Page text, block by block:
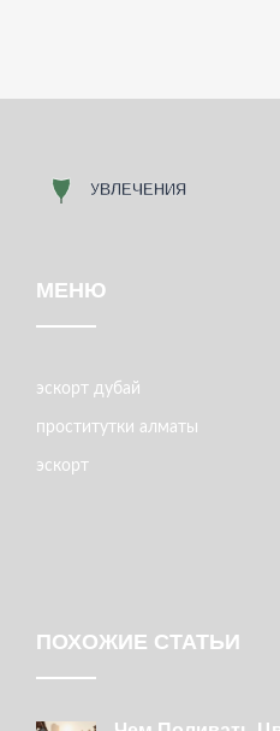
МЕНЮ
эскорт дубай
проститутки алматы
эскорт
ПОХОЖИЕ СТАТЬИ